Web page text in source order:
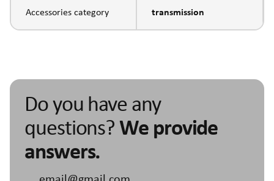
Accessories category transmission
Do you have any
questions? We provide
answers.